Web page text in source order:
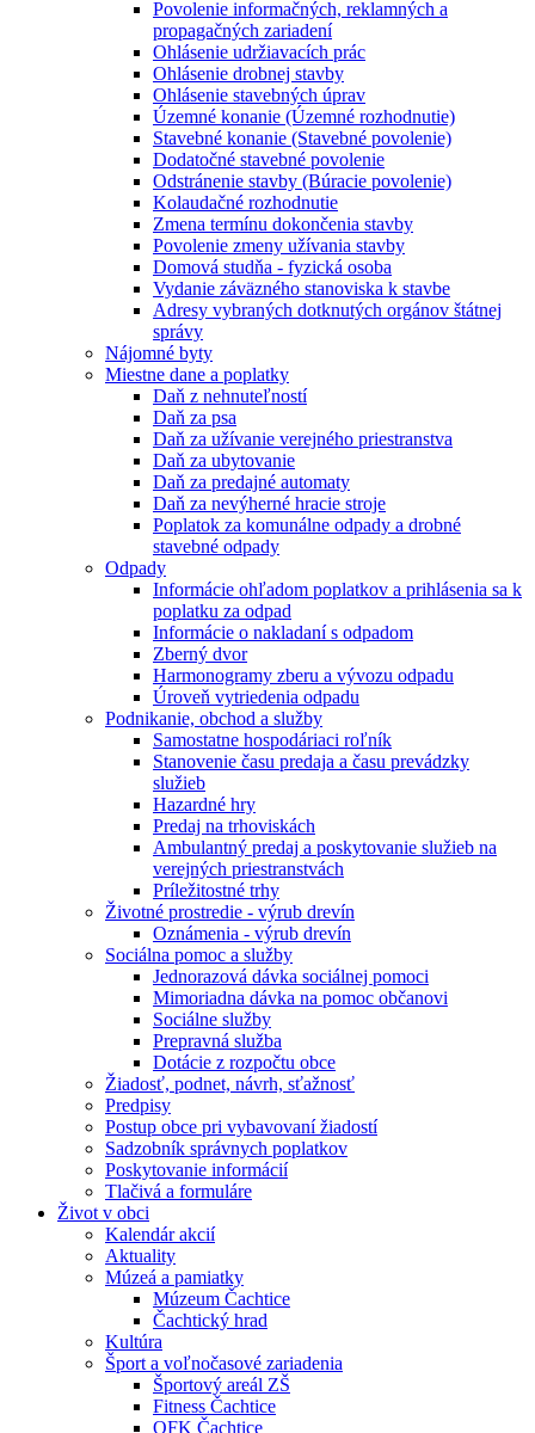
Povolenie informačných, reklamných a
propagačných zariadení
Ohlásenie udržiavacích prác
Ohlásenie drobnej stavby
Ohlásenie stavebných úprav
Územné konanie (Územné rozhodnutie)
Stavebné konanie (Stavebné povolenie)
Dodatočné stavebné povolenie
Odstránenie stavby (Búracie povolenie)
Kolaudačné rozhodnutie
Zmena termínu dokončenia stavby
Povolenie zmeny užívania stavby
Domová studňa - fyzická osoba
Vydanie záväzného stanoviska k stavbe
Adresy vybraných dotknutých orgánov štátnej
správy
Nájomné byty
Miestne dane a poplatky
Daň z nehnuteľností
Daň za psa
Daň za užívanie verejného priestranstva
Daň za ubytovanie
Daň za predajné automaty
Daň za nevýherné hracie stroje
Poplatok za komunálne odpady a drobné
stavebné odpady
Odpady
Informácie ohľadom poplatkov a prihlásenia sa k
poplatku za odpad
Informácie o nakladaní s odpadom
Zberný dvor
Harmonogramy zberu a vývozu odpadu
Úroveň vytriedenia odpadu
Podnikanie, obchod a služby
Samostatne hospodáriaci roľník
Stanovenie času predaja a času prevádzky
služieb
Hazardné hry
Predaj na trhoviskách
Ambulantný predaj a poskytovanie služieb na
verejných priestranstvách
Príležitostné trhy
Životné prostredie - výrub drevín
Oznámenia - výrub drevín
Sociálna pomoc a služby
Jednorazová dávka sociálnej pomoci
Mimoriadna dávka na pomoc občanovi
Sociálne služby
Prepravná služba
Dotácie z rozpočtu obce
Žiadosť, podnet, návrh, sťažnosť
Predpisy
Postup obce pri vybavovaní žiadostí
Sadzobník správnych poplatkov
Poskytovanie informácií
Tlačivá a formuláre
Život v obci
Kalendár akcií
Aktuality
Múzeá a pamiatky
Múzeum Čachtice
Čachtický hrad
Kultúra
Šport a voľnočasové zariadenia
Športový areál ZŠ
Fitness Čachtice
OFK Čachtice